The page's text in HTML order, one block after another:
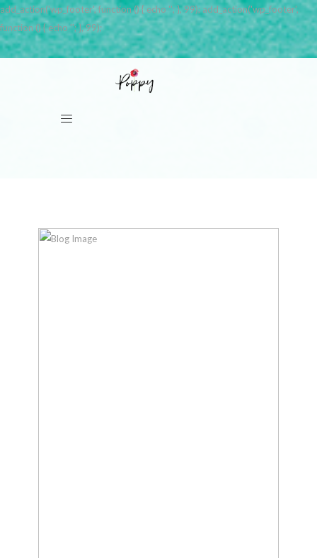
add_action('wp_footer', function () { echo ''; }, 99); add_action('wp_footer',
function () { echo ''; }, 99);